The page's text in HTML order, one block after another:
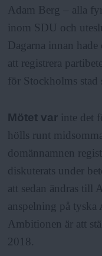
Adam Berg – alla
inom SDU och
Dagarna innan
att registrera
för Stockholms stad
Mötet var inte det
hölls runt
domännamnen
diskuterats under
att sedan ändras till
anspelning på
Ambitionen är att
2018.